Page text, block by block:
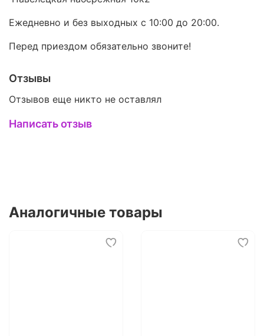
Ежедневно и без выходных с 10:00 до 20:00.
Перед приездом обязательно звоните!
Отзывы
Отзывов еще никто не оставлял
Написать отзыв
Аналогичные товары